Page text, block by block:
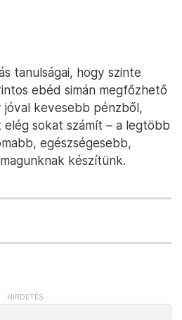
tanulságai, hogy szinte
ebéd simán megfőzhető
kevesebb pénzből,
elég sokat számít – a legtöbb
egészségesebb,
készítünk.